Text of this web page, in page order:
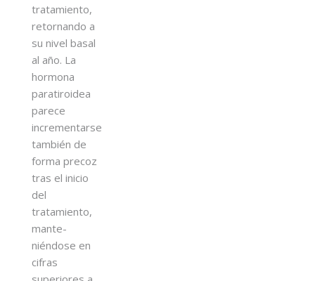
tratamiento,
retornando a
su nivel basal
al año. La
hormona
paratiroidea
parece
incrementarse
también de
forma precoz
tras el inicio
del
tratamiento,
mante-
niéndose en
cifras